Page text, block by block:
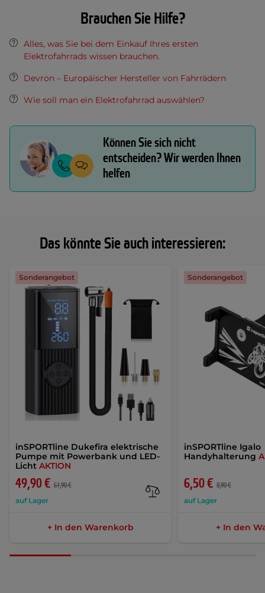
Das könnte Sie auch interessieren:
inSPORTline Dukefira elektrische
Pumpe mit Powerbank und LED-
Licht AKTION
49,90 € 61,90 €
auf Lager
Sonderangebot
+ In den Warenkorb
inSPORTline Igalo
Handyhalterung
6,50 € 8,90 €
auf Lager
Sonderangebot
+ In den
Brauchen Sie Hilfe?
Alles, was Sie bei dem Einkauf Ihres ersten
Elektrofahrrads wissen brauchen.
Devron – Europäischer Hersteller von Fahrrädern
Wie soll man ein Elektrofahrrad auswählen?
Können Sie sich nicht
entscheiden? Wir werden Ihnen
helfen